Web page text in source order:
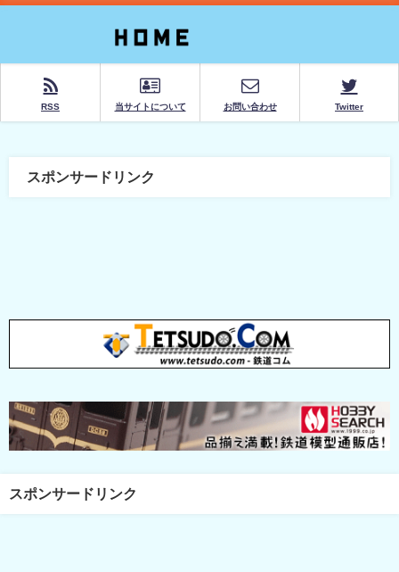
RSS 当サイトについて お問い合わせ Twitter
スポンサードリンク
スポンサードリンク